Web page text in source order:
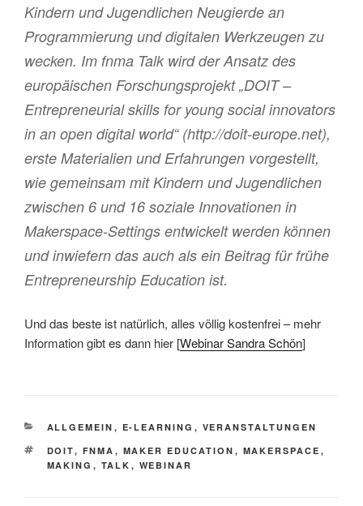
Kindern und Jugendlichen Neugierde an
Programmierung und digitalen Werkzeugen zu
wecken. Im fnma Talk wird der Ansatz des
europäischen Forschungsprojekt „DOIT –
Entrepreneurial skills for young social innovators
in an open digital world“ (http://doit-europe.net),
erste Materialien und Erfahrungen vorgestellt,
wie gemeinsam mit Kindern und Jugendlichen
zwischen 6 und 16 soziale Innovationen in
Makerspace-Settings entwickelt werden können
und inwiefern das auch als ein Beitrag für frühe
Entrepreneurship Education ist.
Und das beste ist natürlich, alles völlig kostenfrei – mehr
Information gibt es dann hier [Webinar Sandra Schön]
KATEGORIEN
ALLGEMEIN , E-LEARNING , VERANSTALTUNGEN
SCHLAGWÖRTER
DOIT, FNMA , MAKER EDUCATION , MAKERSPACE ,
MAKING , TALK , WEBINAR